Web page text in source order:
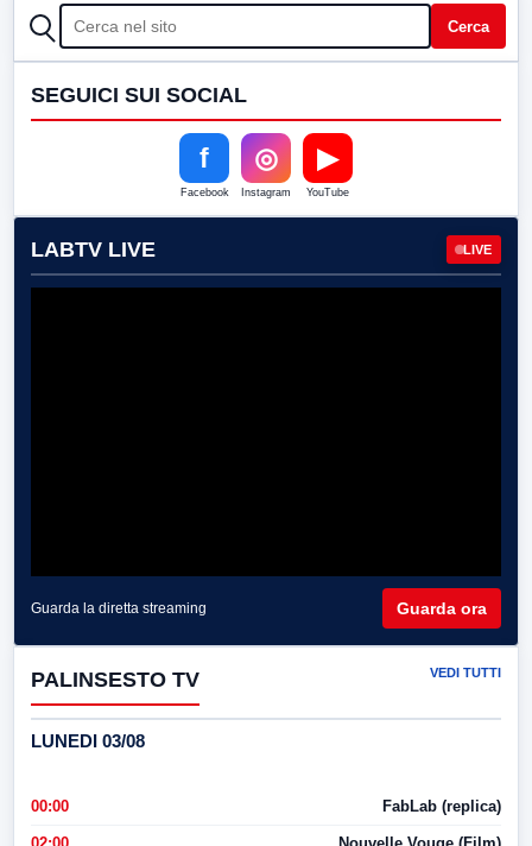
CERCA Cerca
SEGUICI SUI SOCIAL
f
Facebook
◎
Instagram
▶
YouTube
LABTV LIVE LIVE
Guarda la diretta streaming Guarda ora
PALINSESTO TV VEDI TUTTI
LUNEDI 03/08
00:00 FabLab (replica)